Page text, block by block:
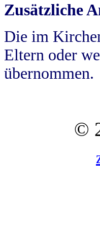
Zusätzliche
Die im
Eltern oder
übernommen.
©